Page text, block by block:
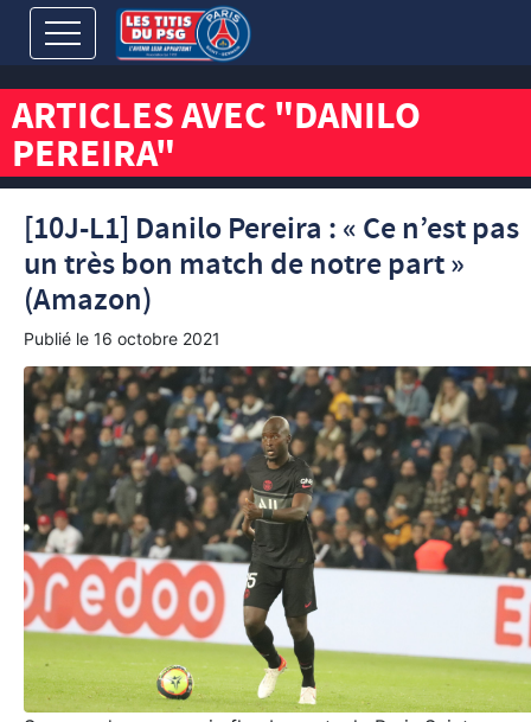
ARTICLES AVEC "DANILO
PEREIRA"
[10J-L1] Danilo Pereira : « Ce n’est pas
un très bon match de notre part »
(Amazon)
Publié le 16 octobre 2021